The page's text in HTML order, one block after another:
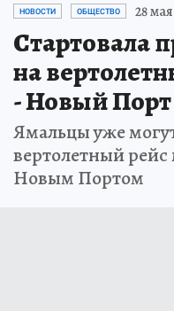
НОВОСТИ ОБЩЕСТВО 28
Стартовала
на
- Новый Порт
Ямальцы уже
вертолетный
Новым Портом